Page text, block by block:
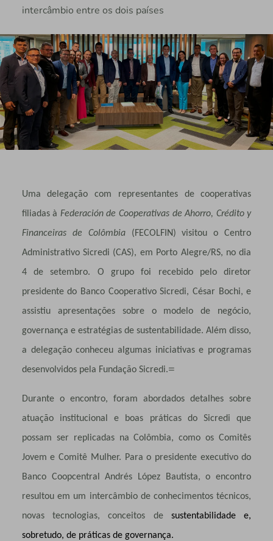
intercâmbio entre os dois países
Uma delegação com representantes de cooperativas
filiadas à Federación de Cooperativas de Ahorro, Crédito y
Financeiras de Colômbia (FECOLFIN) visitou o Centro
Administrativo Sicredi (CAS), em Porto Alegre/RS, no dia
4 de setembro. O grupo foi recebido pelo diretor
presidente do Banco Cooperativo Sicredi, César Bochi, e
assistiu apresentações sobre o modelo de negócio,
governança e estratégias de sustentabilidade. Além disso,
a delegação conheceu algumas iniciativas e programas
desenvolvidos pela Fundação Sicredi.=
Durante o encontro, foram abordados detalhes sobre
atuação institucional e boas práticas do Sicredi que
possam ser replicadas na Colômbia, como os Comitês
Jovem e Comitê Mulher. Para o presidente executivo do
Banco Coopcentral Andrés López Bautista, o encontro
resultou em um intercâmbio de conhecimentos técnicos,
novas tecnologias, conceitos de sustentabilidade e,
sobretudo, de práticas de governança.